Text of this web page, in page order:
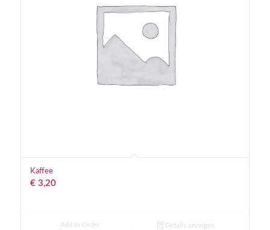
Kaffee
€3,20
Add to Order Details anzeigen